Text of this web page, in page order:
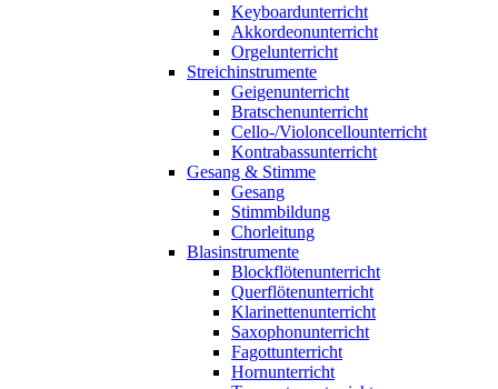
Keyboardunterricht
Akkordeonunterricht
Orgelunterricht
Streichinstrumente
Geigenunterricht
Bratschenunterricht
Cello-/Violoncellounterricht
Kontrabassunterricht
Gesang & Stimme
Gesang
Stimmbildung
Chorleitung
Blasinstrumente
Blockflötenunterricht
Querflötenunterricht
Klarinettenunterricht
Saxophonunterricht
Fagottunterricht
Hornunterricht